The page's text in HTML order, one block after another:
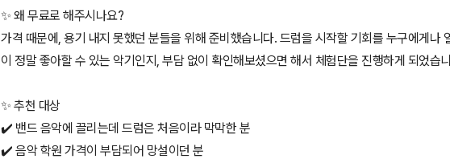
✨ 왜 무료로 해주시나요?
가격 때문에, 용기 내지 못했던 분들을 위해 준비했습니다. 드럼을 시작할 기회를 누구에게나
이 정말 좋아할 수 있는 악기인지, 부담 없이 확인해보셨으면 해서 체험단을 진행하게 되었습
✨ 추천 대상
✔️ 밴드 음악에 끌리는데 드럼은 처음이라 막막한 분
✔️ 음악 학원 가격이 부담되어 망설이던 분